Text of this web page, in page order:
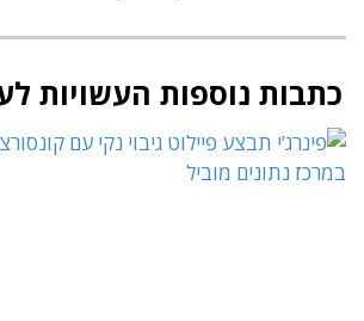
כתבות נוספות העשויות